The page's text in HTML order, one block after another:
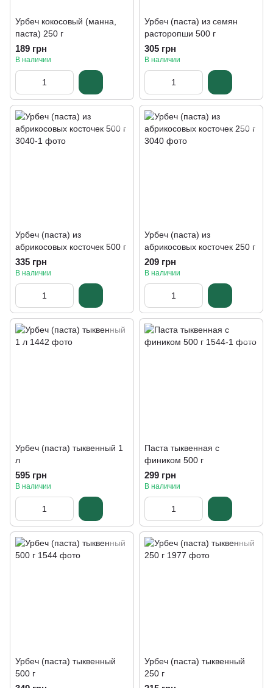
Урбеч кокосовый (манна,
паста) 250 г
189 грн
В наличии
Урбеч (паста) из семян
расторопши 500 г
305 грн
В наличии
Урбеч (паста) из
абрикосовых косточек 500 г
335 грн
В наличии
Урбеч (паста) из
абрикосовых косточек 250 г
209 грн
В наличии
Урбеч (паста) тыквенный 1
л
595 грн
В наличии
Паста тыквенная с
фиником 500 г
299 грн
В наличии
Урбеч (паста) тыквенный
500 г
Урбеч (паста) тыквенный
250 г